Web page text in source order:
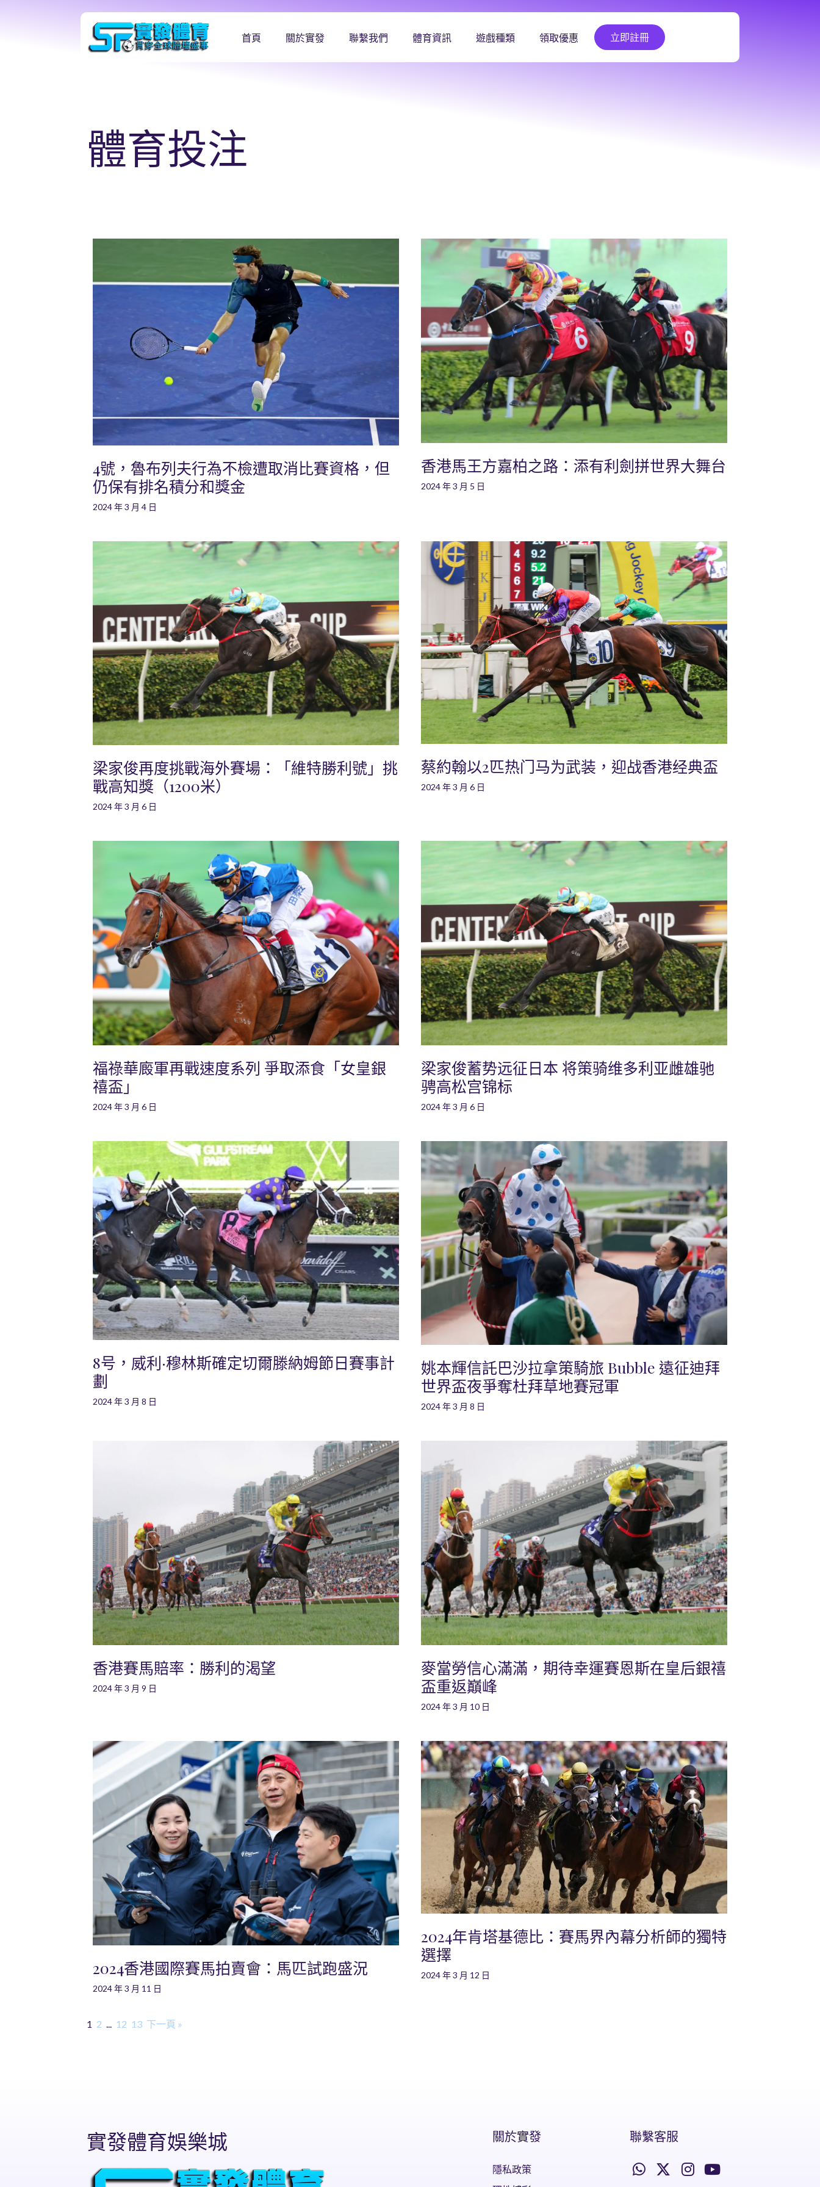
首頁 關於實發 聯繫我們 體育資訊 遊戲種類 領取優惠 立即註冊
體育投注
4號，魯布列夫行為不檢遭取消比賽資格，但
仍保有排名積分和獎金
2024 年 3 月 4 日
香港馬王方嘉柏之路：添有利劍拼世界大舞台
2024 年 3 月 5 日
梁家俊再度挑戰海外賽場：「維特勝利號」挑
戰高知獎（1200米）
2024 年 3 月 6 日
蔡約翰以2匹热门马为武装，迎战香港经典盃
2024 年 3 月 6 日
福祿華廄軍再戰速度系列 爭取添食「女皇銀
禧盃」
2024 年 3 月 6 日
梁家俊蓄势远征日本 将策骑维多利亚雌雄驰
骋高松宫锦标
2024 年 3 月 6 日
8号，威利·穆林斯確定切爾滕納姆節日賽事計
劃
2024 年 3 月 8 日
姚本輝信託巴沙拉拿策騎旅 Bubble 遠征迪拜
世界盃夜爭奪杜拜草地賽冠軍
2024 年 3 月 8 日
香港賽馬賠率：勝利的渴望
2024 年 3 月 9 日
麥當勞信心滿滿，期待幸運賽恩斯在皇后銀禧
盃重返巔峰
2024 年 3 月 10 日
2024香港國際賽馬拍賣會：馬匹試跑盛況
2024 年 3 月 11 日
2024年肯塔基德比：賽馬界內幕分析師的獨特
選擇
2024 年 3 月 12 日
1 2 ... 12 13 下一頁 »
實發體育娛樂城 關於實發
隱私政策
聯繫客服